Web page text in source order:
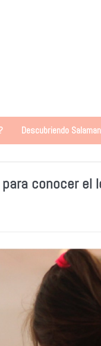
Descubriendo
conocer el